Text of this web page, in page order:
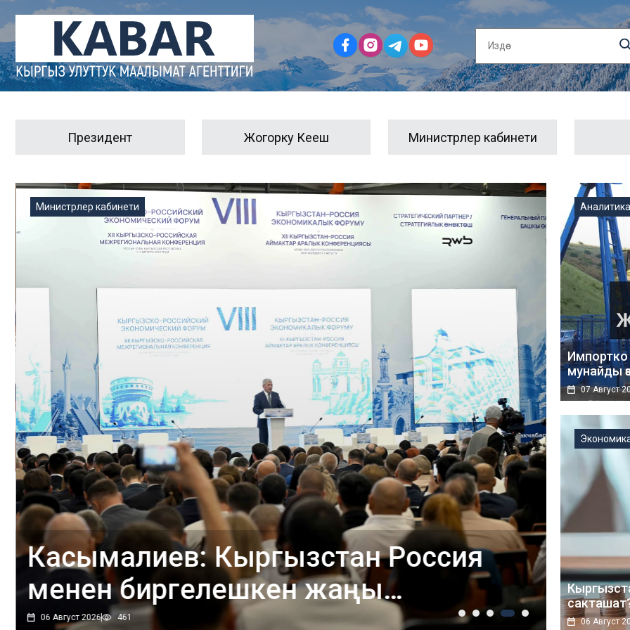
Президент Жогорку Кеңеш Министрлер кабинети
Касымалиев: Кыргызстан Россия
менен биргелешкен жаңы
долбоорлорду ишке ашырууга
06 Август 2026 461
Министрлер кабинети
05 Август
Спорт
Импортко
мунайды
07 Август
Аналитика
06 Август